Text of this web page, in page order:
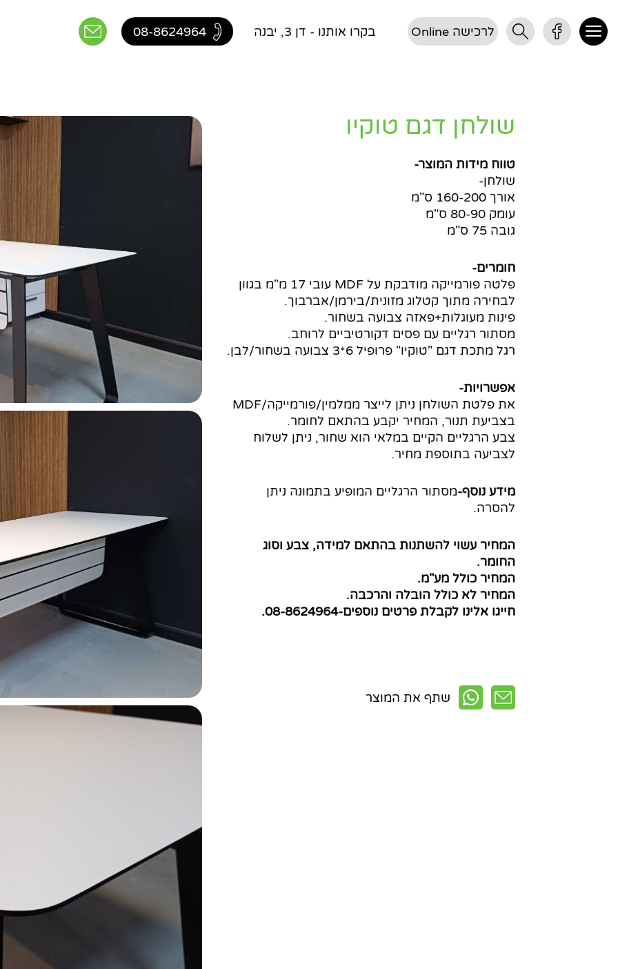
לרכישה Online בקרו אותנו - דן 3, יבנה 08-8624964
שולחן דגם טוקיו
טווח מידות המוצר-
שולחן-
אורך 160-200 ס"מ
עומק 80-90 ס"מ
גובה 75 ס"מ
חומרים-
פלטה פורמייקה מודבקת על MDF עובי 17 מ"מ בגוון
לבחירה מתוך קטלוג מזונית/בירמן/אברבוך.
פינות מעוגלות+פאזה צבועה בשחור.
מסתור רגליים עם פסים דקורטיביים לרוחב.
רגל מתכת דגם "טוקיו" פרופיל 6*3 צבועה בשחור/לבן.
אפשרויות-
את פלטת השולחן ניתן לייצר ממלמין/פורמייקה/MDF
בצביעת תנור, המחיר יקבע בהתאם לחומר.
צבע הרגליים הקיים במלאי הוא שחור, ניתן לשלוח
לצביעה בתוספת מחיר.
מידע נוסף-מסתור הרגליים המופיע בתמונה ניתן
להסרה.
המחיר עשוי להשתנות בהתאם למידה, צבע וסוג
החומר.
המחיר כולל מע"מ.
המחיר לא כולל הובלה והרכבה.
חייגו אלינו לקבלת פרטים נוספים-08-8624964.
שתף את המוצר